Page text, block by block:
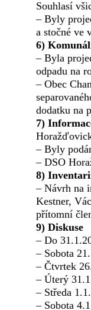
Souhlasí
– Byly
a stočné ve
6)
– Byla
odpadu na
– Obec
dodatku na
7)
– Byly
– DSO
8)
– Návrh na
Kestner,
přítomní
9) Diskuse
– Do
– Sobota
– Čtvrtek
– Úterý
– Středa
– Sobota